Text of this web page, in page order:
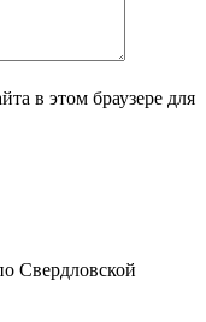
в этом браузере для
Свердловской